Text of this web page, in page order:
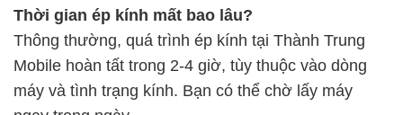
Thời gian ép kính mất bao lâu?
Thông thường, quá trình ép kính tại Thành Trung
Mobile hoàn tất trong 2-4 giờ, tùy thuộc vào dòng
máy và tình trạng kính. Bạn có thể chờ lấy máy